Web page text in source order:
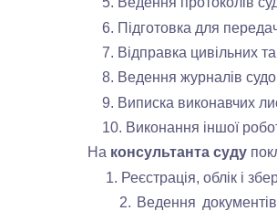
6. Підготовка для
7. Відправка цивільних та
8. Ведення журналів
9. Виписка виконавчих
10. Виконання іншої
На консультанта суду
1. Реєстрація, облік і
2. Ведення документів